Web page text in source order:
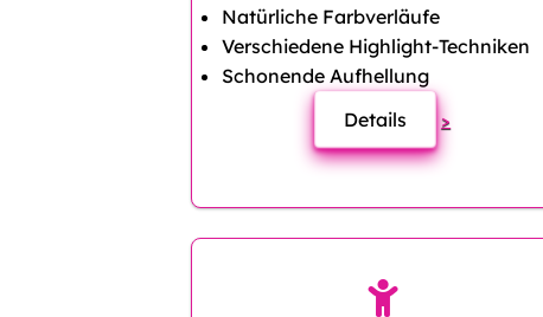
Natürliche Farbverläufe
Verschiedene Highlight-Techniken
Schonende Aufhellung
Details
>